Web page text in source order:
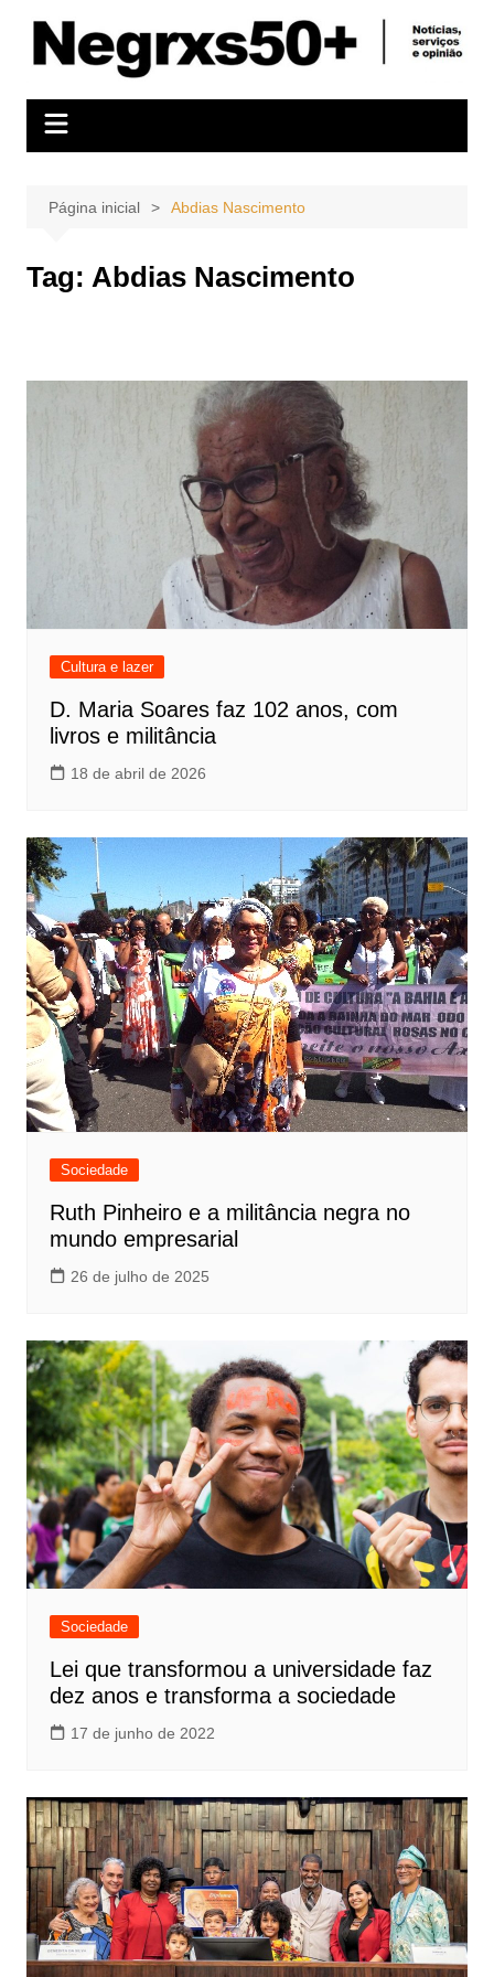
conteúdo
Página inicial Abdias Nascimento
Tag: Abdias Nascimento
Cultura e lazer
D. Maria Soares faz 102 anos, com
livros e militância
18 de abril de 2026
Sociedade
Ruth Pinheiro e a militância negra no
mundo empresarial
26 de julho de 2025
Sociedade
Lei que transformou a universidade faz
dez anos e transforma a sociedade
17 de junho de 2022